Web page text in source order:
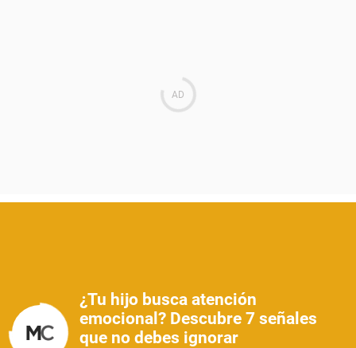
¿Tu hijo busca atención
emocional? Descubre 7 señales
que no debes ignorar